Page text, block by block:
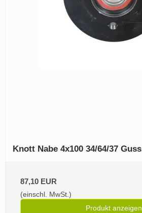
Knott Nabe 4x100 34/64/37 Guss
87,10 EUR
(einschl. MwSt.)
Produkt anzeigen